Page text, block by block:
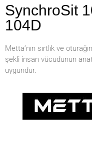
SynchroSit
104D
Metta’nın sırtlık ve
şekli insan vücudunun
uygundur.